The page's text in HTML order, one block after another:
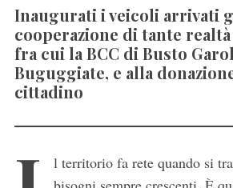
Inaugurati i veicoli arrivati
cooperazione di tante
fra cui la BCC di Busto
Buguggiate, e alla
cittadino
l territorio fa rete quando si